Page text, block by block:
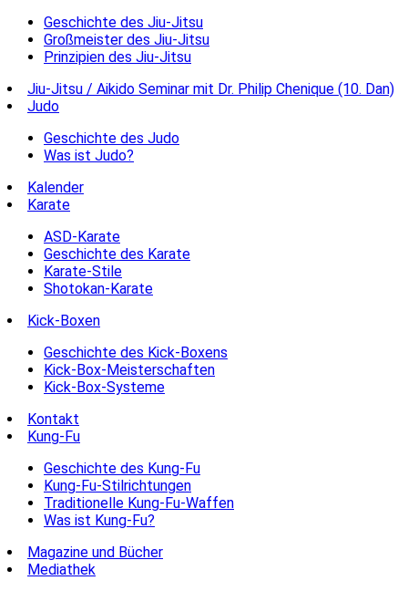
Geschichte des Jiu-Jitsu
Großmeister des Jiu-Jitsu
Prinzipien des Jiu-Jitsu
Jiu-Jitsu / Aikido Seminar mit Dr. Philip Chenique (10. Dan)
Judo
Geschichte des Judo
Was ist Judo?
Kalender
Karate
ASD-Karate
Geschichte des Karate
Karate-Stile
Shotokan-Karate
Kick-Boxen
Geschichte des Kick-Boxens
Kick-Box-Meisterschaften
Kick-Box-Systeme
Kontakt
Kung-Fu
Geschichte des Kung-Fu
Kung-Fu-Stilrichtungen
Traditionelle Kung-Fu-Waffen
Was ist Kung-Fu?
Magazine und Bücher
Mediathek